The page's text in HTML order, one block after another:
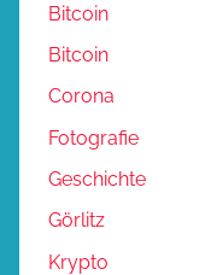
Bitcoin
Bitcoin
Corona
Fotografie
Geschichte
Görlitz
Krypto